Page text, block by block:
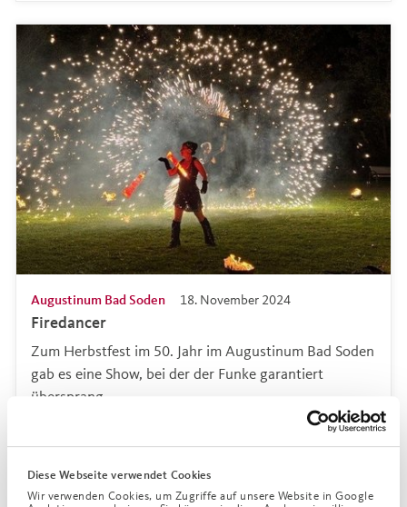
Diese Webseite verwendet Cookies
Wir verwenden Cookies, um Zugriffe auf unsere Website in Google
Firedancer
18. November 2024
Augustinum Bad Soden
Zum Herbstfest im 50. Jahr im Augustinum Bad Soden
gab es eine Show, bei der der Funke garantiert
übersprang.